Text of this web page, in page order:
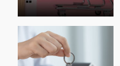
para recibir
Responder...